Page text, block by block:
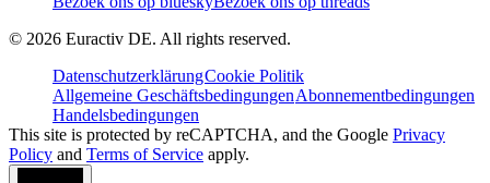
© 2026 Euractiv DE. All rights reserved.
DatenschutzerklärungCookie Politik
Allgemeine GeschäftsbedingungenAbonnementbedingungen
Handelsbedingungen
This site is protected by reCAPTCHA, and the Google Privacy
Policy and Terms of Service apply.